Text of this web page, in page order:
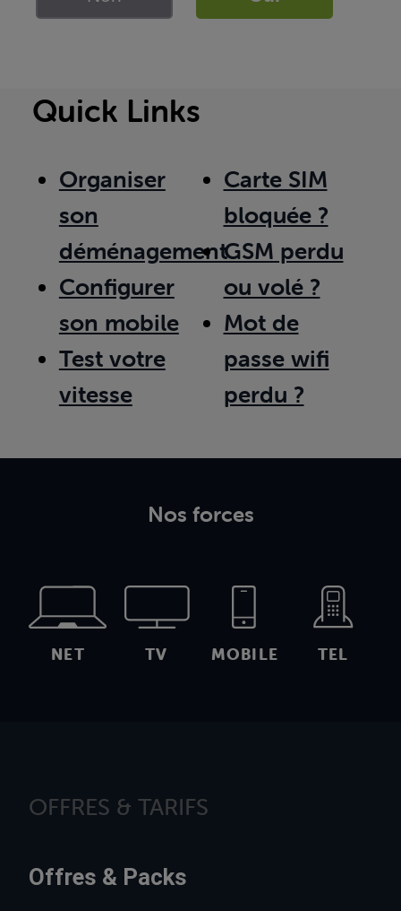
Quick Links
Organiser
son
déménagement
Configurer
son mobile
Test votre
vitesse
Carte SIM
bloquée ?
GSM perdu
ou volé ?
Mot de
passe wifi
perdu ?
Nos forces
NET TV MOBILE TEL
OFFRES & TARIFS
Offres & Packs